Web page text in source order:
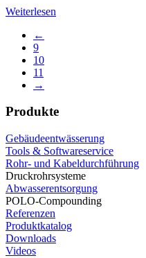
Weiterlesen
←
9
10
11
→
Produkte
Gebäudeentwässerung
Tools & Softwareservice
Rohr- und Kabeldurchführung
Druckrohrsysteme
Abwasserentsorgung
POLO-Compounding
Referenzen
Produktkatalog
Downloads
Videos